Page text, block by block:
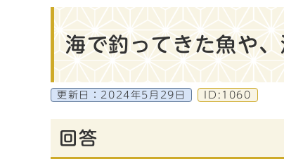
海で釣ってきた魚や
更新日： 2024年5月29日 ID:1060
回答